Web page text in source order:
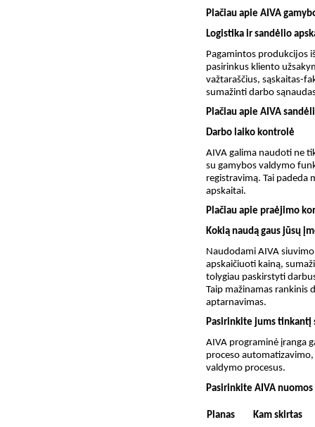
Plačiau apie AIVA
Logistika ir sandėlio
Pagamintos produkcijos
pasirinkus kliento
važtaraščius, sąskaitas-
sumažinti darbo
Plačiau apie AIVA
Darbo laiko kontrolė
AIVA galima naudoti ne
su gamybos valdymo
registravimą. Tai padeda
apskaitai.
Plačiau apie praėjimo
Kokią naudą gaus jūsų
Naudodami AIVA
apskaičiuoti kainą,
tolygiau paskirstyti
Taip mažinamas rankinis
aptarnavimas.
Pasirinkite jums tinkantį
AIVA programinė įranga
proceso
valdymo procesus.
Pasirinkite AIVA
Planas Kam skirtas